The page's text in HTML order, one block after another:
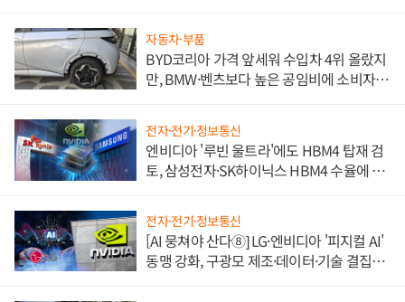
자동차·부품
BYD코리아 가격 앞세워 수입차 4위 올랐지
만, BMW·벤츠보다 높은 공임비에 소비자
전자·전기·정보통신
엔비디아 '루빈 울트라'에도 HBM4 탑재 검
토, 삼성전자·SK하이닉스 HBM4 수율에 주
전자·전기·정보통신
[AI 뭉쳐야 산다⑧] LG·엔비디아 '피지컬 AI'
동맹 강화, 구광모 제조·데이터·기술 결집